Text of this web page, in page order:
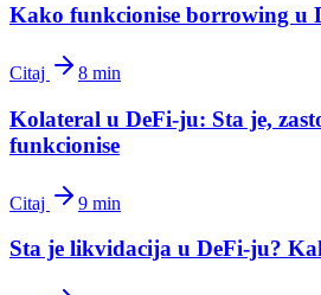
Kako funkcionise borrowing u
Citaj 8 min
Kolateral u DeFi-ju: Sta je,
funkcionise
Citaj 9 min
Sta je likvidacija u DeFi-ju?